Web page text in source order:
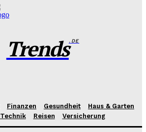
Trends.DE
Finanzen Gesundheit
Haus & Garten
Technik Reisen Versicherung